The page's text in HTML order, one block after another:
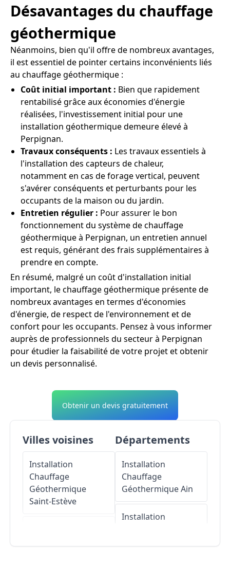
Désavantages du chauffage
géothermique
Néanmoins, bien qu'il offre de nombreux avantages,
il est essentiel de pointer certains inconvénients liés
au chauffage géothermique :
Coût initial important : Bien que rapidement
rentabilisé grâce aux économies d'énergie
réalisées, l'investissement initial pour une
installation géothermique demeure élevé à
Perpignan.
Travaux conséquents : Les travaux essentiels à
l'installation des capteurs de chaleur,
notamment en cas de forage vertical, peuvent
s'avérer conséquents et perturbants pour les
occupants de la maison ou du jardin.
Entretien régulier : Pour assurer le bon
fonctionnement du système de chauffage
géothermique à Perpignan, un entretien annuel
est requis, générant des frais supplémentaires à
prendre en compte.
En résumé, malgré un coût d'installation initial
important, le chauffage géothermique présente de
nombreux avantages en termes d'économies
d'énergie, de respect de l'environnement et de
confort pour les occupants. Pensez à vous informer
auprès de professionnels du secteur à Perpignan
pour étudier la faisabilité de votre projet et obtenir
un devis personnalisé.
Obtenir un devis gratuitement
Villes voisines
Installation
Chauffage
Géothermique
Saint-Estève
Départements
Installation
Chauffage
GéothermiqueAin
Installation